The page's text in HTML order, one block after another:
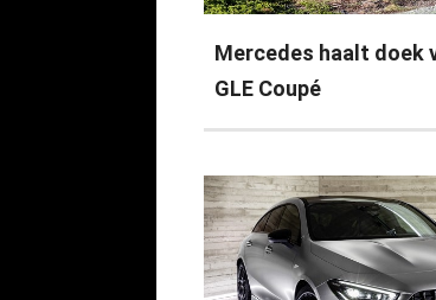
Mercedes haalt doek
GLE Coupé